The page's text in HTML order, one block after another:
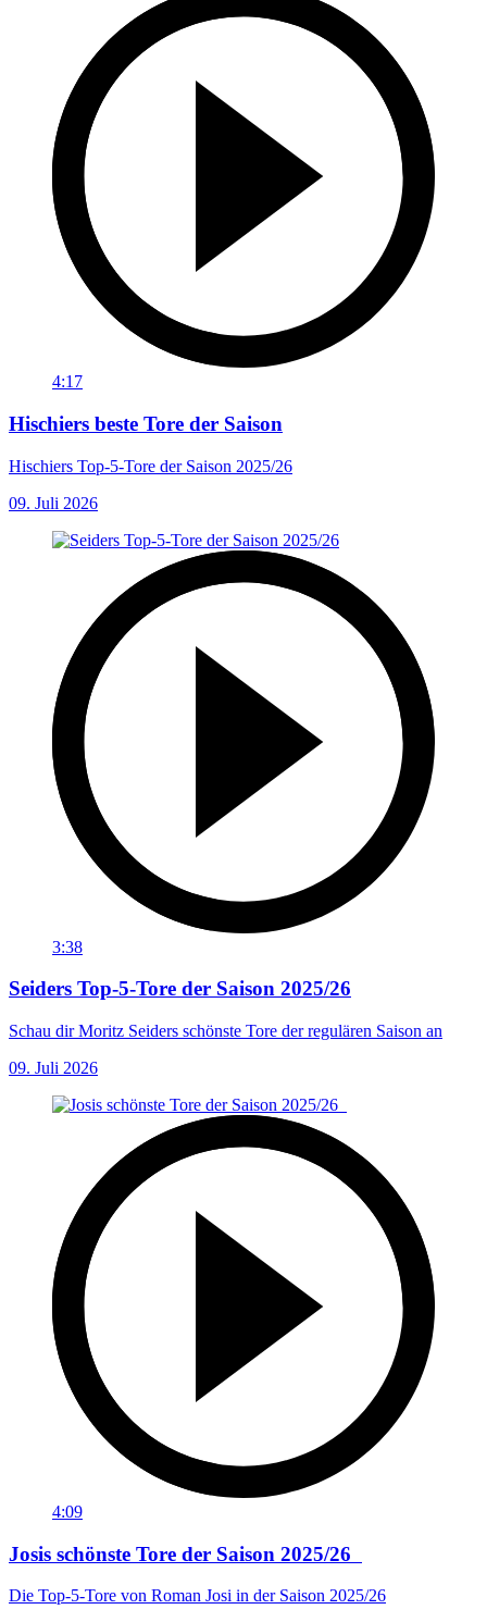
4:17
Hischiers beste Tore der Saison
Hischiers Top-5-Tore der Saison 2025/26
09. Juli 2026
3:38
Seiders Top-5-Tore der Saison 2025/26
Schau dir Moritz Seiders schönste Tore der regulären Saison an
09. Juli 2026
4:09
Josis schönste Tore der Saison 2025/26
Die Top-5-Tore von Roman Josi in der Saison 2025/26